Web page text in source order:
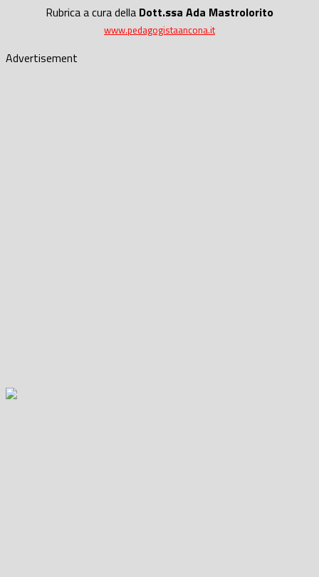
Rubrica a cura della Dott.ssa Ada Mastrolorito
www.pedagogistaancona.it
Advertisement